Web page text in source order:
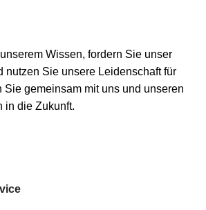
Wissen, fordern Sie unser
nutzen Sie unsere Leidenschaft für
Sie gemeinsam mit uns und unseren
in die Zukunft.